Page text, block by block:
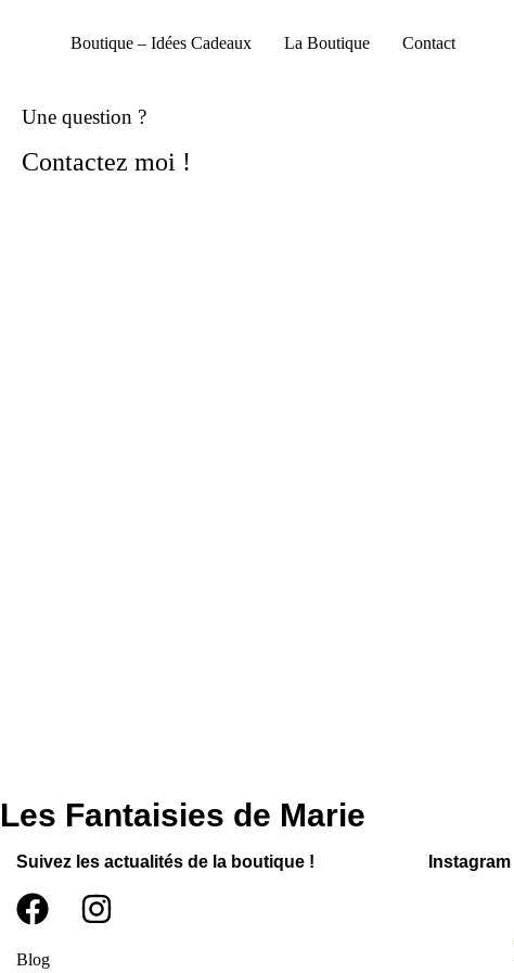
Boutique – Idées Cadeaux La Boutique Contact
Une question ?
Contactez moi !
Les Fantaisies de Marie
Suivez les actualités de la boutique !
Blog
Instagram